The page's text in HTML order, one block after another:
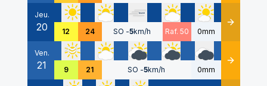
Jeu.
20 12 24 SO -5km/h Raf. 50 0mm Détails
Ven.
21 9 21 SO -5km/h 0mm Détails